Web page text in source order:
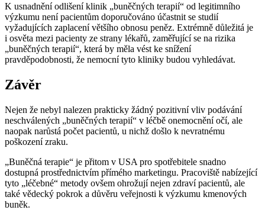
K usnadnění odlišení klinik „buněčných terapií“ od legitimního
výzkumu není pacientům doporučováno účastnit se studií
vyžadujících zaplacení většího obnosu peněz. Extrémně důležitá je
i osvěta mezi pacienty ze strany lékařů, zaměřující se na rizika
„buněčných terapií“, která by měla vést ke snížení
pravděpodobnosti, že nemocní tyto kliniky budou vyhledávat.
Závěr
Nejen že nebyl nalezen prakticky žádný pozitivní vliv podávání
neschválených „buněčných terapií“ v léčbě onemocnění očí, ale
naopak narůstá počet pacientů, u nichž došlo k nevratnému
poškození zraku.
„Buněčná terapie“ je přitom v USA pro spotřebitele snadno
dostupná prostřednictvím přímého marketingu. Pracoviště nabízející
tyto „léčebné“ metody ovšem ohrožují nejen zdraví pacientů, ale
také vědecký pokrok a důvěru veřejnosti k výzkumu kmenových
buněk.